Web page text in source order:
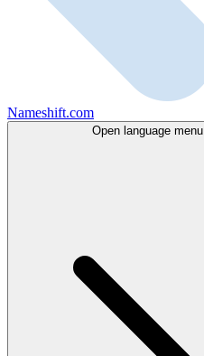
Nameshift.com
Open language menu